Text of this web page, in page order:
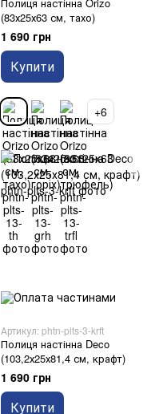
(83х25х63 см, тахо)
1 690 грн
Купити
+6
Артикул: phtn-plts-3-krft
Полиця настінна Deco
(103,2х25х81,4 см, крафт)
1 690 грн
Купити